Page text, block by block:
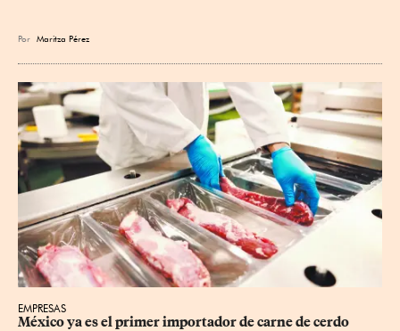
Por Maritza Pérez
EMPRESAS
México ya es el primer importador de carne de cerdo